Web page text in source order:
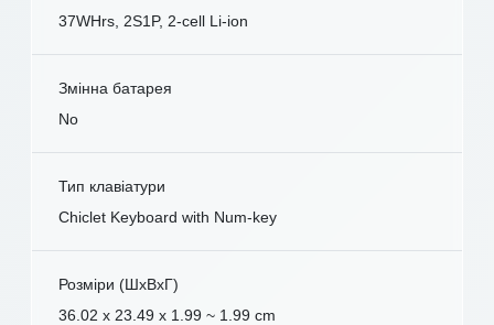
37WHrs, 2S1P, 2-cell Li-ion
Змінна батарея
No
Тип клавіатури
Chiclet Keyboard with Num-key
Розміри (ШxВxГ)
36.02 x 23.49 x 1.99 ~ 1.99 cm